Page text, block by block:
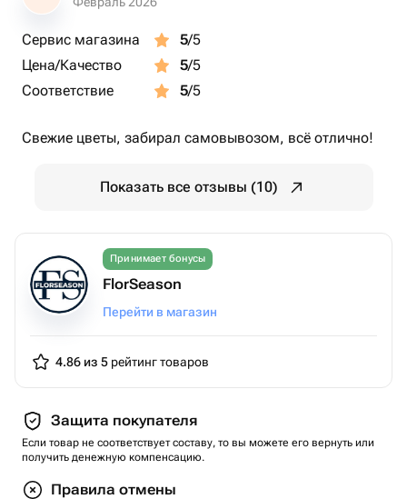
Сервис магазина 5/5
Цена/Качество
5/5
Соответствие
5/5
Свежие цветы, забирал самовывозом, всё отлично!
Показать все отзывы (10)
Принимает бонусы
FlorSeason
Перейти в магазин
4.86 из 5 рейтинг товаров
Защита покупателя
Если товар не соответствует составу, то вы можете его вернуть или
получить денежную компенсацию.
Правила отмены